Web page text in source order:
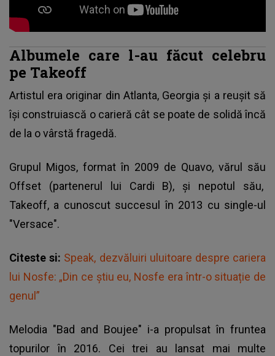
Albumele care l-au făcut celebru
pe Takeoff
Artistul era originar din Atlanta, Georgia și a reușit să
își construiască o carieră cât se poate de solidă încă
de la o vârstă fragedă.
Grupul Migos, format în 2009 de Quavo, vărul său
Offset (partenerul lui Cardi B), şi nepotul său,
Takeoff, a cunoscut succesul în 2013 cu single-ul
"Versace".
Citeste si: Speak, dezvăluiri uluitoare despre cariera
lui Nosfe: „Din ce știu eu, Nosfe era într-o situație de
genul”
Melodia "Bad and Boujee" i-a propulsat în fruntea
topurilor în 2016. Cei trei au lansat mai multe